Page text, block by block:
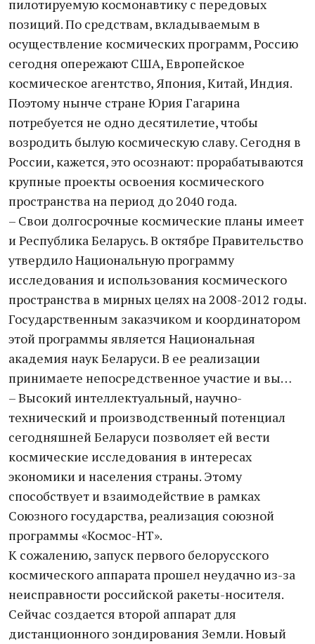
пилотируемую космонавтику с передовых
позиций. По средствам, вкладываемым в
осуществление космических программ, Россию
сегодня опережают США, Европейское
космическое агентство, Япония, Китай, Индия.
Поэтому нынче стране Юрия Гагарина
потребуется не одно десятилетие, чтобы
возродить былую космическую славу. Сегодня в
России, кажется, это осознают: прорабатываются
крупные проекты освоения космического
пространства на период до 2040 года.
– Свои долгосрочные космические планы имеет
и Республика Беларусь. В октябре Правительство
утвердило Национальную программу
исследования и использования космического
пространства в мирных целях на 2008-2012 годы.
Государственным заказчиком и координатором
этой программы является Национальная
академия наук Беларуси. В ее реализации
принимаете непосредственное участие и вы…
– Высокий интеллектуальный, научно-
технический и производственный потенциал
сегодняшней Беларуси позволяет ей вести
космические исследования в интересах
экономики и населения страны. Этому
способствует и взаимодействие в рамках
Союзного государства, реализация союзной
программы «Космос-НТ».
К сожалению, запуск первого белорусского
космического аппарата прошел неудачно из-за
неисправности российской ракеты-носителя.
Сейчас создается второй аппарат для
дистанционного зондирования Земли. Новый